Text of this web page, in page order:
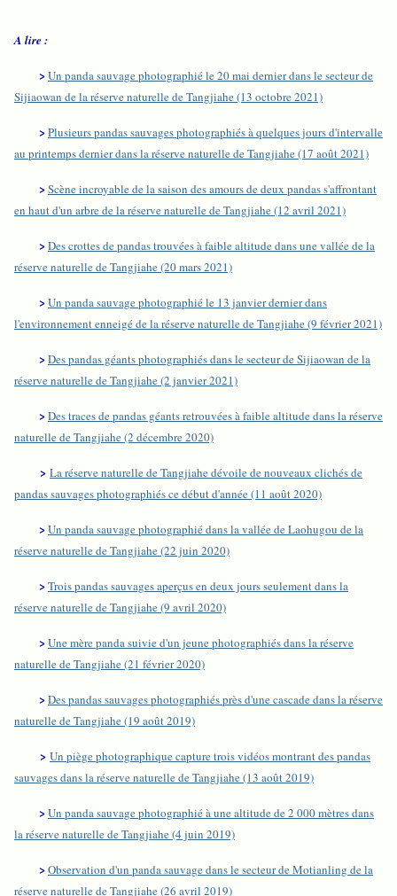
A lire :
>Un panda sauvage photographié le 20 mai dernier dans le secteur de
Sijiaowan de la réserve naturelle de Tangjiahe (13 octobre 2021)
>Plusieurs pandas sauvages photographiés à quelques jours d'intervalle
au printemps dernier dans la réserve naturelle de Tangjiahe (17 août 2021)
>Scène incroyable de la saison des amours de deux pandas s'affrontant
en haut d'un arbre de la réserve naturelle de Tangjiahe (12 avril 2021)
>Des crottes de pandas trouvées à faible altitude dans une vallée de la
réserve naturelle de Tangjiahe (20 mars 2021)
>Un panda sauvage photographié le 13 janvier dernier dans
l'environnement enneigé de la réserve naturelle de Tangjiahe (9 février 2021)
>Des pandas géants photographiés dans le secteur de Sijiaowan de la
réserve naturelle de Tangjiahe (2 janvier 2021)
>Des traces de pandas géants retrouvées à faible altitude dans la réserve
naturelle de Tangjiahe (2 décembre 2020)
> La réserve naturelle de Tangjiahe dévoile de nouveaux clichés de
pandas sauvages photographiés ce début d'année (11 août 2020)
>Un panda sauvage photographié dans la vallée de Laohugou de la
réserve naturelle de Tangjiahe (22 juin 2020)
>Trois pandas sauvages aperçus en deux jours seulement dans la
réserve naturelle de Tangjiahe (9 avril 2020)
>Une mère panda suivie d'un jeune photographiés dans la réserve
naturelle de Tangjiahe (21 février 2020)
>Des pandas sauvages photographiés près d'une cascade dans la réserve
naturelle de Tangjiahe (19 août 2019)
> Un piège photographique capture trois vidéos montrant des pandas
sauvages dans la réserve naturelle de Tangjiahe (13 août 2019)
>Un panda sauvage photographié à une altitude de 2 000 mètres dans
la réserve naturelle de Tangjiahe (4 juin 2019)
>Observation d'un panda sauvage dans le secteur de Motianling de la
réserve naturelle de Tangjiahe (26 avril 2019)